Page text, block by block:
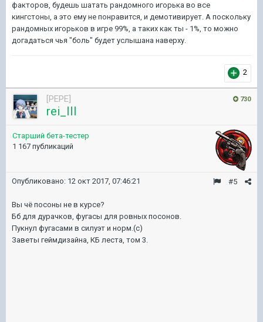
факторов, будешь шатать рандомного игорька во все
кингстоны, а это ему не понравится, и демотивирует. А поскольку
рандомных игорьков в игре 99%, а таких как ты - 1%, то можно
догадаться чья "боль" будет услышана наверху.
2
730
[PEPE]
rei_III
Старший бета-тестер
1 167 публикаций
#5
Опубликовано: 12 окт 2017, 07:46:21
Вы чё посоны не в курсе?
Бб для дурачков, фугасы для ровных посонов.
Пукнул фугасами в силуэт и норм.(с)
Заветы геймдизайна, КБ леста, том 3.